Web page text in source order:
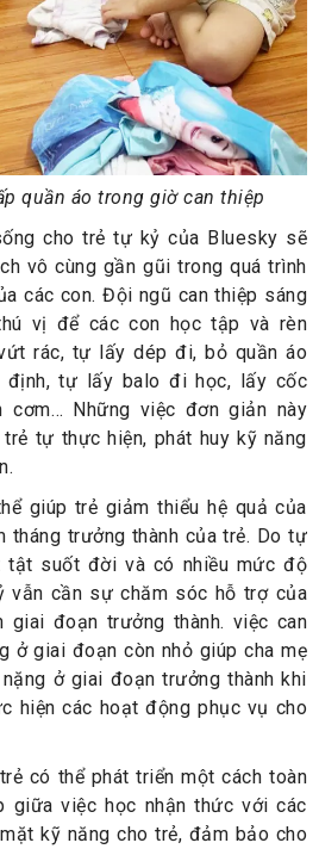
quần áo trong giờ can thiệp
cho trẻ tự kỷ của Bluesky sẽ
vô cùng gần gũi trong quá trình
các con. Đội ngũ can thiệp sáng
vị để các con học tập và rèn
rác, tự lấy dép đi, bỏ quần áo
định, tự lấy balo đi học, lấy cốc
cơm… Những việc đơn giản này
tự thực hiện, phát huy kỹ năng
giúp trẻ giảm thiểu hệ quả của
tháng trưởng thành của trẻ. Do tự
tật suốt đời và có nhiều mức độ
vẫn cần sự chăm sóc hỗ trợ của
giai đoạn trưởng thành. việc can
ở giai đoạn còn nhỏ giúp cha mẹ
ở giai đoạn trưởng thành khi
hiện các hoạt động phục vụ cho
có thể phát triển một cách toàn
giữa việc học nhận thức với các
kỹ năng cho trẻ, đảm bảo cho